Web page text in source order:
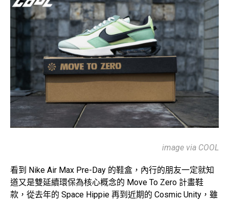
image via COOL
看到 Nike Air Max Pre-Day 的鞋盒，內行的朋友一定就知
道又是雙延續環保為核心概念的 Move To Zero 計畫鞋
款，從去年的 Space Hippie 再到近期的 Cosmic Unity，雖